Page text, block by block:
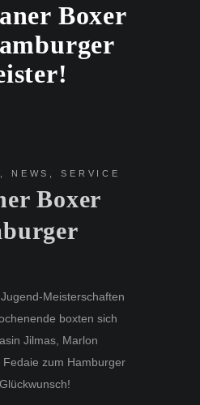
Boxer
NEWS ,SERVICE
Boxer
Meisterschaften
boxten sich
Jilmas, Marlon
zum Hamburger